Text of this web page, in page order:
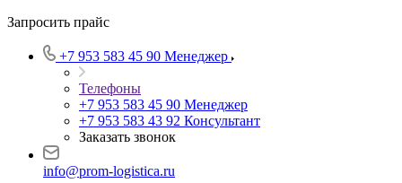
Запросить прайс
+7 953 583 45 90 Менеджер
Телефоны
+7 953 583 45 90 Менеджер
+7 953 583 43 92 Консультант
Заказать звонок
info@prom-logistica.ru